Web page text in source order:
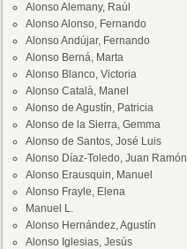
Alonso Alemany, Raúl
Alonso Alonso, Fernando
Alonso Andújar, Fernando
Alonso Berná, Marta
Alonso Blanco, Victoria
Alonso Català, Manel
Alonso de Agustín, Patricia
Alonso de la Sierra, Gemma
Alonso de Santos, José Luis
Alonso Díaz-Toledo, Juan Ramón
Alonso Erausquin, Manuel
Alonso Frayle, Elena
Manuel L.
Alonso Hernández, Agustín
Alonso Iglesias, Jesús